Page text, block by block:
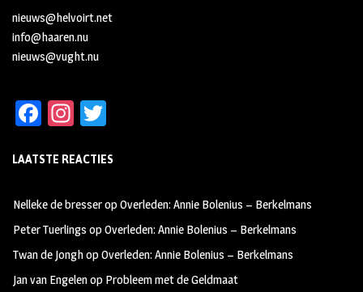
nieuws@helvoirt.net
info@haaren.nu
nieuws@vught.nu
Fa
b
oo
k
In
ag
m
tt
LAATSTE REACTIES
Nelleke de bresseropOverleden: Annie Bolenius – Berkelmans
Peter Tuerlings opOverleden: Annie Bolenius – Berkelmans
Twan de JonghopOverleden: Annie Bolenius – Berkelmans
Jan van Engelenop Probleem met de Geldmaat